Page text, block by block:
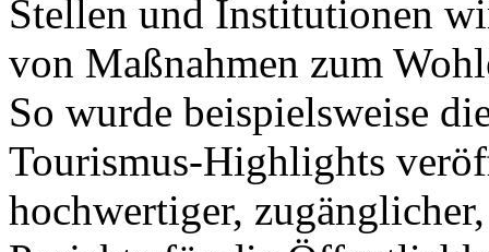
Stellen und Institutionen
von Maßnahmen zum
So wurde beispielsweise
Tourismus-Highlights
hochwertiger,